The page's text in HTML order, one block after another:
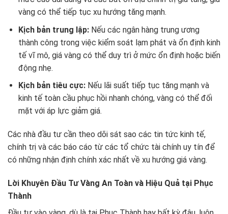
vàng có thể tiếp tục xu hướng tăng mạnh.
Kịch bản trung lập:Nếu các ngân hàng trung ương
thành công trong việc kiểm soát lạm phát và ổn định kinh
tế vĩ mô, giá vàng có thể duy trì ở mức ổn định hoặc biến
động nhẹ.
Kịch bản tiêu cực:Nếu lãi suất tiếp tục tăng mạnh và
kinh tế toàn cầu phục hồi nhanh chóng, vàng có thể đối
mặt với áp lực giảm giá.
Các nhà đầu tư cần theo dõi sát sao các tin tức kinh tế,
chính trị và các báo cáo từ các tổ chức tài chính uy tín để
có những nhận định chính xác nhất về xu hướng giá vàng.
Lời Khuyên Đầu Tư Vàng An Toàn và Hiệu Quả tại Phục
Thành